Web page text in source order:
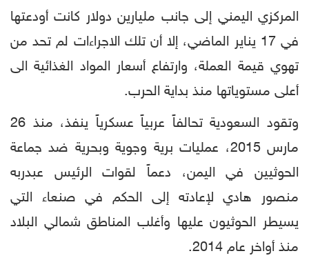
المركزي اليمني إلى جانب مليارين دولار كانت أودعتها
في 17 يناير الماضي، إلا أن تلك الاجراءات لم تحد من
تهوي قيمة العملة، وارتفاع أسعار المواد الغذائية الى
أعلى مستوياتها منذ بداية الحرب.
وتقود السعودية تحالفاً عربياً عسكرياً ينفذ، منذ 26
مارس 2015، عمليات برية وجوية وبحرية ضد جماعة
الحوثيين في اليمن، دعماً لقوات الرئيس عبدربه
منصور هادي لإعادته إلى الحكم في صنعاء التي
يسيطر الحوثيون عليها وأغلب المناطق شمالي البلاد
منذ أواخر عام 2014.